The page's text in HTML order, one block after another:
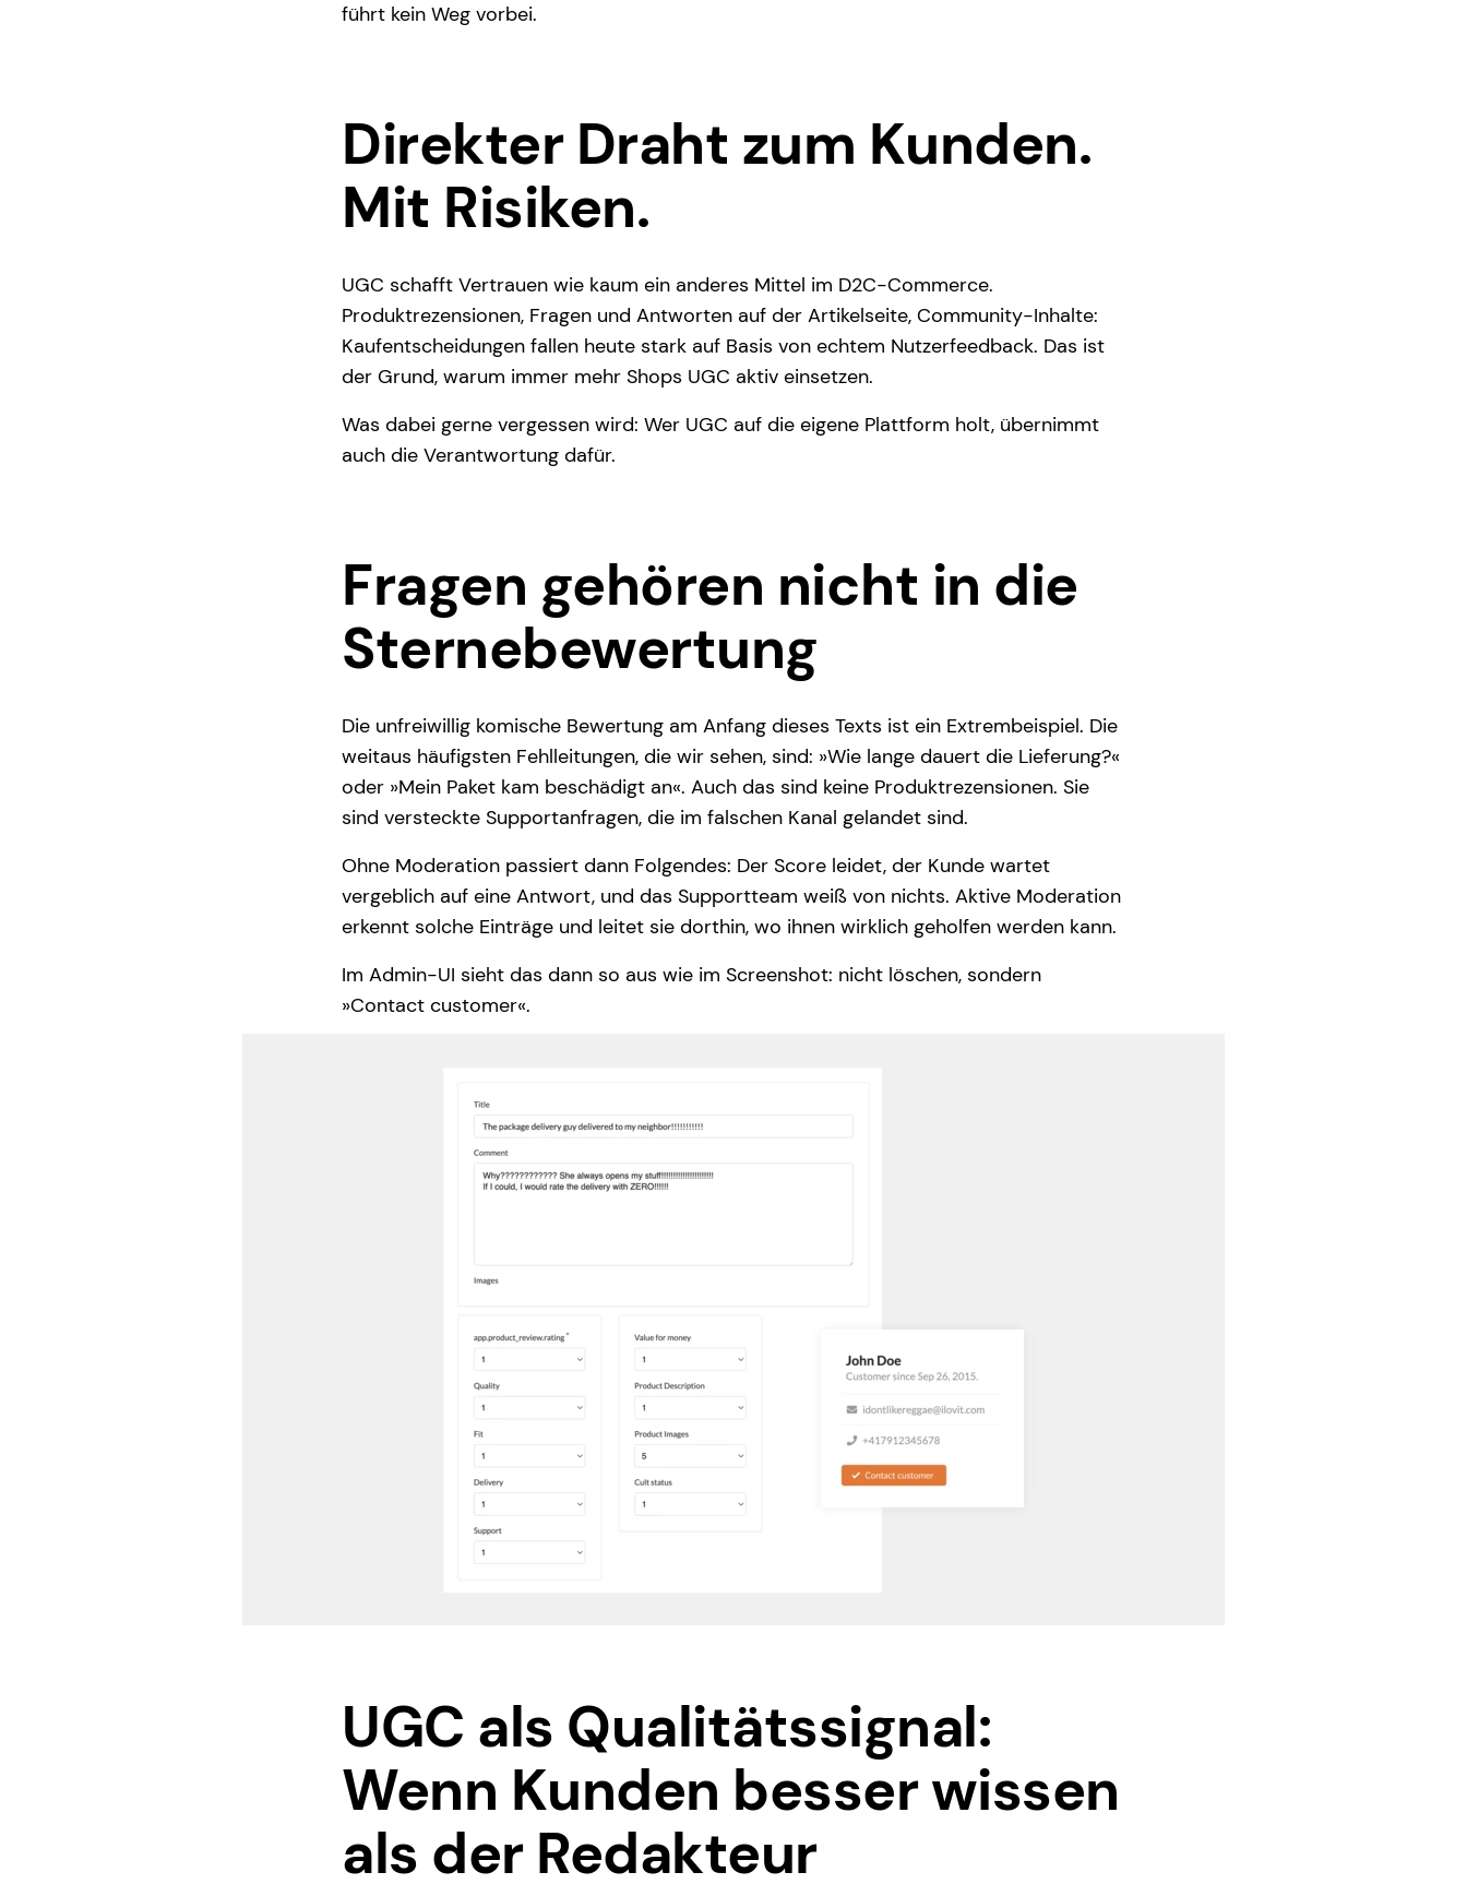
führt kein Weg vorbei.
Direkter Draht zum Kunden.
Mit Risiken.
UGC schafft Vertrauen wie kaum ein anderes Mittel im D2C-Commerce.
Produktrezensionen, Fragen und Antworten auf der Artikelseite, Community-Inhalte:
Kaufentscheidungen fallen heute stark auf Basis von echtem Nutzerfeedback. Das ist
der Grund, warum immer mehr Shops UGC aktiv einsetzen.
Was dabei gerne vergessen wird: Wer UGC auf die eigene Plattform holt, übernimmt
auch die Verantwortung dafür.
Fragen gehören nicht in die
Sternebewertung
Die unfreiwillig komische Bewertung am Anfang dieses Texts ist ein Extrembeispiel. Die
weitaus häufigsten Fehlleitungen, die wir sehen, sind: »Wie lange dauert die Lieferung?«
oder »Mein Paket kam beschädigt an«. Auch das sind keine Produktrezensionen. Sie
sind versteckte Supportanfragen, die im falschen Kanal gelandet sind.
Ohne Moderation passiert dann Folgendes: Der Score leidet, der Kunde wartet
vergeblich auf eine Antwort, und das Supportteam weiß von nichts. Aktive Moderation
erkennt solche Einträge und leitet sie dorthin, wo ihnen wirklich geholfen werden kann.
Im Admin-UI sieht das dann so aus wie im Screenshot: nicht löschen, sondern
»Contact customer«.
UGC als Qualitätssignal:
Wenn Kunden besser wissen
als der Redakteur